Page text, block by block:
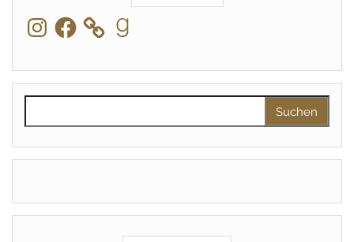
InstagramFacebook Goodreads